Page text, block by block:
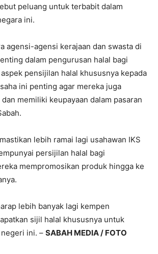
peluang untuk terbabit dalam
ini.
agensi-agensi kerajaan dan swasta di
dalam pengurusan halal bagi
pensijilan halal khususnya kepada
ini penting agar mereka juga
memiliki keupayaan dalam pasaran
lebih ramai lagi usahawan IKS
persijilan halal bagi
mempromosikan produk hingga ke
lebih banyak lagi kempen
sijil halal khususnya untuk
ini. – SABAH MEDIA / FOTO